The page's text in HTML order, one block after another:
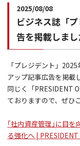
2025/08/08
ビジネス誌「
告を掲載しまし
「プレジデント」
アップ記事広告を掲載
同じく「PRESIDENT
ておりますので、ぜひ
｢社内資産管理｣に目を
る強化へ |